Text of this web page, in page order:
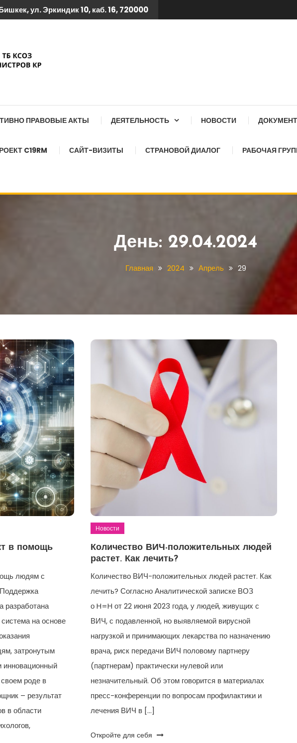
ул. Эркиндик 10, каб. 16, 720000
ПРАВОВЫЕ АКТЫ ДЕЯТЕЛЬНОСТЬ НОВОСТИ
C19RM САЙТ-ВИЗИТЫ СТРАНОВОЙ ДИАЛОГ РАБОЧАЯ
День: 29.04.2024
Главная 2024 Апрель 29
в помощь
людям с
разработана
на основе
затронутым
инновационный
роде в
– результат
в области
Новости
Количество ВИЧ-положительных людей
растет. Как лечить?
Количество ВИЧ-положительных людей растет. Как
лечить? Согласно Аналитической записке ВОЗ
о H=H от 22 июня 2023 года, у людей, живущих с
ВИЧ, с подавленной, но выявляемой вирусной
нагрузкой и принимающих лекарства по назначению
врача, риск передачи ВИЧ половому партнеру
(партнерам) практически нулевой или
незначительный. Об этом говорится в материалах
пресс-конференции по вопросам профилактики и
лечения ВИЧ в […]
Откройте для себя